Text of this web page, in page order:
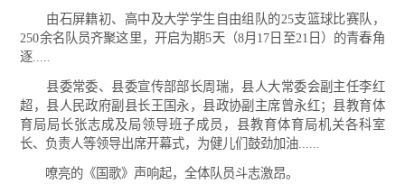
由石屏籍初、高中及大学学生自由组队的25支篮球比赛队，
250余名队员齐聚这里，开启为期5天（8月17日至21日）的青春角
逐.....
县委常委、县委宣传部部长周瑞，县人大常委会副主任李红
超，县人民政府副县长王国永，县政协副主席曾永红；县教育体
育局局长张志成及局领导班子成员，县教育体育局机关各科室
长、负责人等领导出席开幕式，为健儿们鼓劲加油......
嘹亮的《国歌》声响起，全体队员斗志激昂。